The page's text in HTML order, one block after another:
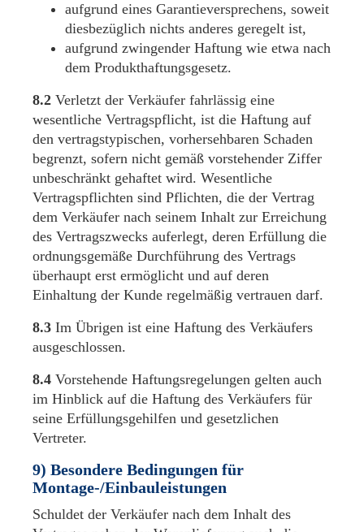
aufgrund eines Garantieversprechens, soweit
diesbezüglich nichts anderes geregelt ist,
aufgrund zwingender Haftung wie etwa nach
dem Produkthaftungsgesetz.
8.2 Verletzt der Verkäufer fahrlässig eine
wesentliche Vertragspflicht, ist die Haftung auf
den vertragstypischen, vorhersehbaren Schaden
begrenzt, sofern nicht gemäß vorstehender Ziffer
unbeschränkt gehaftet wird. Wesentliche
Vertragspflichten sind Pflichten, die der Vertrag
dem Verkäufer nach seinem Inhalt zur Erreichung
des Vertragszwecks auferlegt, deren Erfüllung die
ordnungsgemäße Durchführung des Vertrags
überhaupt erst ermöglicht und auf deren
Einhaltung der Kunde regelmäßig vertrauen darf.
8.3 Im Übrigen ist eine Haftung des Verkäufers
ausgeschlossen.
8.4 Vorstehende Haftungsregelungen gelten auch
im Hinblick auf die Haftung des Verkäufers für
seine Erfüllungsgehilfen und gesetzlichen
Vertreter.
9) Besondere Bedingungen für
Montage-/Einbauleistungen
Schuldet der Verkäufer nach dem Inhalt des